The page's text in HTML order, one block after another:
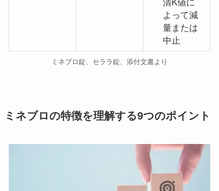
よって減
量または
中止
ミネブロ錠、セララ錠、添付文書より
ミネブロの特徴を理解する9つのポイント